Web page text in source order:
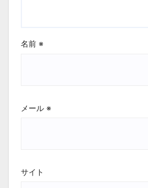
名前 ※
メール ※
サイト